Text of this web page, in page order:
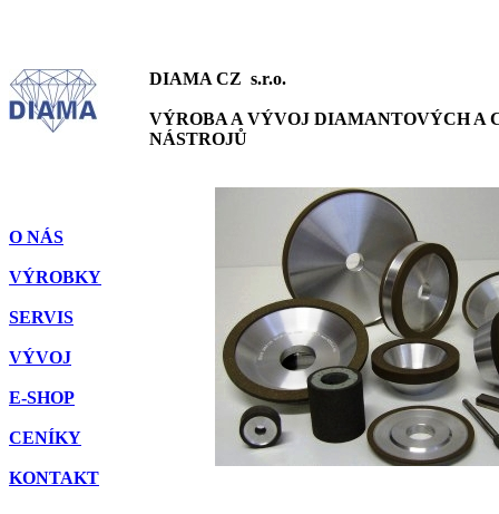
DIAMA CZ s.r.o.
VÝROBA A VÝVOJ DIAMANTOVÝCH A
NÁSTROJŮ
O NÁS
VÝROBKY
SERVIS
VÝVOJ
E-SHOP
CENÍKY
KONTAKT